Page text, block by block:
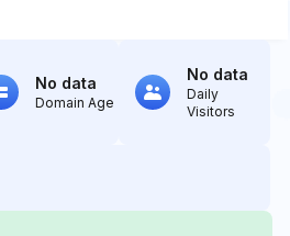
No data
Domain Age
No data
Daily
Visitors